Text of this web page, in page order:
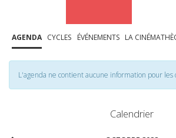
AGENDA CYCLES ÉVÉNEMENTS LA
L'agenda ne contient aucune information pour les
Calendrier